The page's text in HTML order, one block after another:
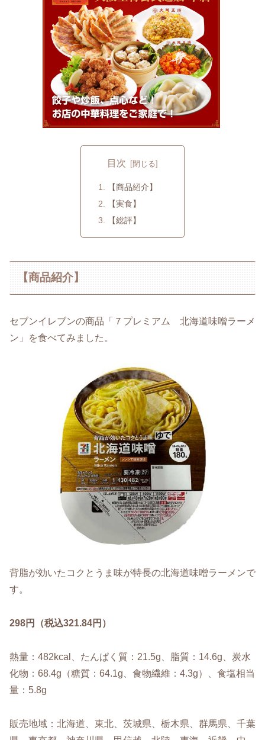
目次
【商品紹介】
【実食】
【総評】
【商品紹介】
セブンイレブンの商品「７プレミアム 北海道味噌ラーメ
ン」を食べてみました。
背脂が効いたコクとうま味が特長の北海道味噌ラーメンで
す。
298円（税込321.84円）
熱量：482kcal、たんぱく質：21.5g、脂質：14.6g、炭水
化物：68.4g（糖質：64.1g、食物繊維：4.3g）、食塩相当
量：5.8g
販売地域：北海道、東北、茨城県、栃木県、群馬県、千葉